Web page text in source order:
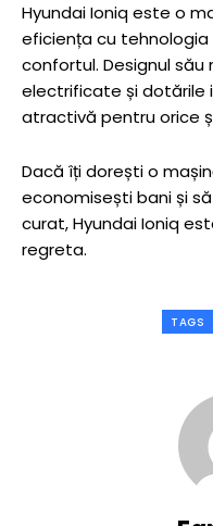
Hyundai Ioniq este o
eficiența cu
confortul. Designul
electrificate și dotările
atractivă pentru orice
Dacă îți dorești o
economisești bani și
curat, Hyundai Ioniq
regreta.
TAGS